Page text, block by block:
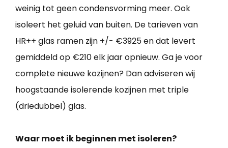
weinig tot geen condensvorming meer. Ook
isoleert het geluid van buiten. De tarieven van
HR++ glas ramen zijn +/- €3925 en dat levert
gemiddeld op €210 elk jaar opnieuw. Ga je voor
complete nieuwe kozijnen? Dan adviseren wij
hoogstaande isolerende kozijnen met triple
(driedubbel) glas.
Waar moet ik beginnen met isoleren?